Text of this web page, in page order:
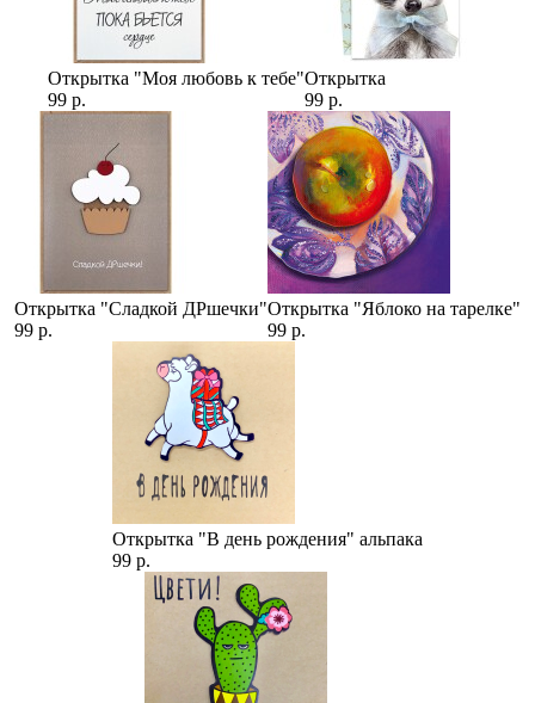
Открытка "Моя любовь к тебе"
99 р.
Открытка
99 р.
Открытка "Сладкой ДРшечки"
99 р.
Открытка "Яблоко на тарелке"
99 р.
Открытка "В день рождения" альпака
99 р.